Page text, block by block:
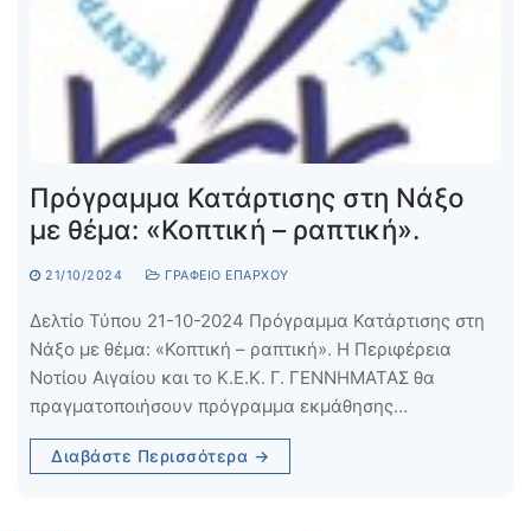
Πρόγραμμα Κατάρτισης στη Νάξο
με θέμα: «Κοπτική – ραπτική».
21/10/2024 ΓΡΑΦΕΊΟ ΕΠΆΡΧΟΥ
Δελτίο Τύπου 21-10-2024 Πρόγραμμα Κατάρτισης στη
Νάξο με θέμα: «Κοπτική – ραπτική». Η Περιφέρεια
Νοτίου Αιγαίου και το Κ.Ε.Κ. Γ. ΓΕΝΝΗΜΑΤΑΣ θα
πραγματοποιήσουν πρόγραμμα εκμάθησης…
Διαβάστε Περισσότερα →